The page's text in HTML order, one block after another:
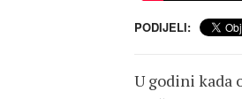
PODIJELI:
U godini kada